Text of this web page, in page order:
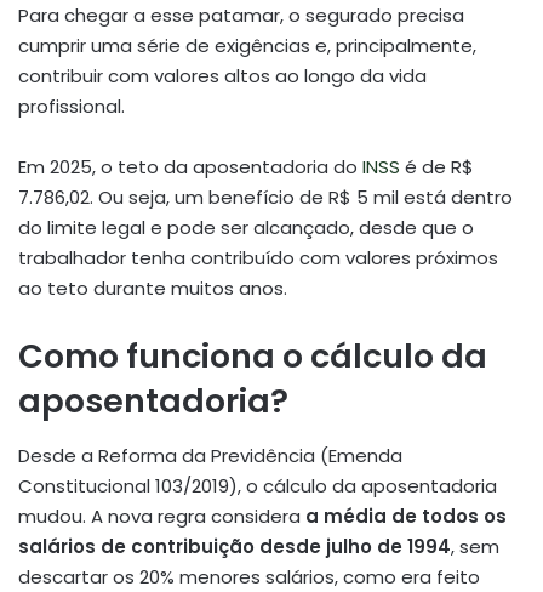
Para chegar a esse patamar, o segurado precisa
cumprir uma série de exigências e, principalmente,
contribuir com valores altos ao longo da vida
profissional.
Em 2025, o teto da aposentadoria do INSS é de R$
7.786,02. Ou seja, um benefício de R$ 5 mil está dentro
do limite legal e pode ser alcançado, desde que o
trabalhador tenha contribuído com valores próximos
ao teto durante muitos anos.
Como funciona o cálculo da
aposentadoria?
Desde a Reforma da Previdência (Emenda
Constitucional 103/2019), o cálculo da aposentadoria
mudou. A nova regra considera a média de todos os
salários de contribuição desde julho de 1994, sem
descartar os 20% menores salários, como era feito